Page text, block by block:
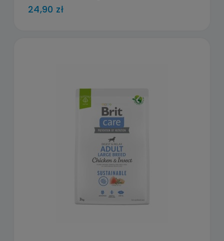
24,90 zł